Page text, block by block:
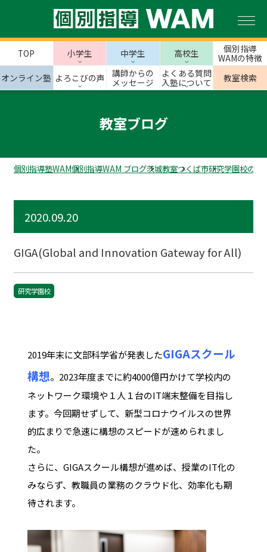
TOP 小学生 中学生 高校生
個別指導
WAMの特徴
オンライン塾 よろこびの声
講師からの
メッセージ
よくある質問
入塾について
教室検索
教室ブログ
個別指導塾WAM個別指導WAM ブログ茨城教室つくば市研究学園校のス
2020.09.20
GIGA(Global and Innovation Gateway for All)
研究学園校
2019年末に文部科学省が発表したGIGAスクール
構想。2023年度までに約4000億円かけて学校内の
ネットワーク環境や１人１台のIT端末整備を目指し
ます。今回期せずして、新型コロナウイルスの世界
的広まりで急速に構想のスピードが速められまし
た。
さらに、GIGAスクール構想が進めば、授業のIT化の
みならず、教職員の業務のクラウド化、効率化も期
待されます。